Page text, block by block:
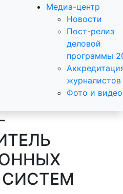
Медиа-центр
Новости
Пост-релиз
деловой
программы
журналистов
Фото и видео